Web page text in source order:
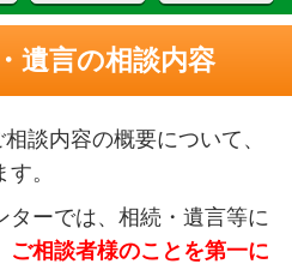
遺言の相談内容
談内容の概要について、
。
ターでは、相続・遺言等に
ご相談者様のことを第一に